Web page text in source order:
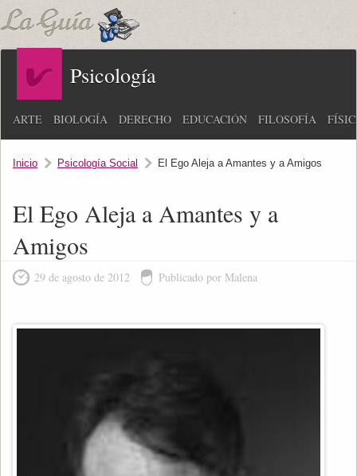
Psicología
ARTE BIOLOGÍA DERECHO EDUCACIÓN FILOSOFÍA
Inicio Psicología Social El Ego Aleja a Amantes y a Amigos
El Ego Aleja a Amantes y a
Amigos
29 de agosto de 2012 Publicado por Malena